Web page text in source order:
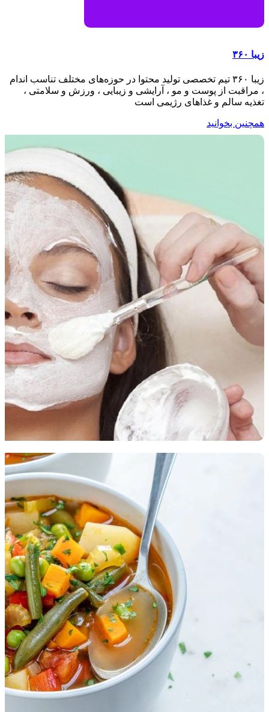
زیبا ۳۶۰
زیبا ۳۶۰ تیم تخصصی تولید محتوا در حوزه‌های مختلف تناسب اندام
، مراقبت از پوست و مو ، آرایشی و زیبایی ، ورزش و سلامتی ،
تغذیه سالم و غذاهای رژیمی است
همچنین بخوانید